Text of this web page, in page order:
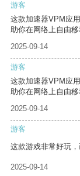
游客
这款加速器VPM应
助你在网络上自由移
2025-09-14
游客
这款加速器VPM应
助你在网络上自由移
2025-09-14
游客
这款游戏非常好玩，
2025-09-14